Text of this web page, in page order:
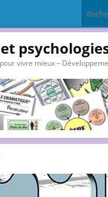
vivre mieux –